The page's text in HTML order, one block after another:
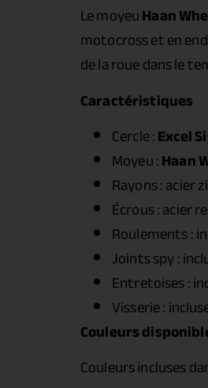
Le moyeuHaan
motocross et en
de la roue dans le
Caractéristiques
Cercle :Excel
Moyeu :Haan
Rayons : acier
Écrous : acier
Roulements :
Joints spy :
Entretoises :
Visserie :
Couleurs
Couleurs incluses